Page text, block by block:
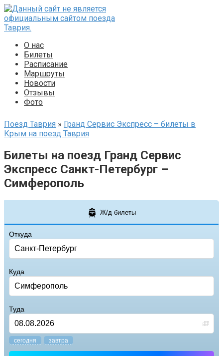
Перейти
к
контенту
О нас
Билеты
Расписание
Маршруты
Новости
Отзывы
Фото
Поезд Таврия » Гранд Сервис Экспресс – билеты в
Крым на поезд Таврия
Билеты на поезд Гранд Сервис
Экспресс Санкт-Петербург –
Симферополь
Ж/д билеты
Откуда
Куда
Туда
завтра
cегодня